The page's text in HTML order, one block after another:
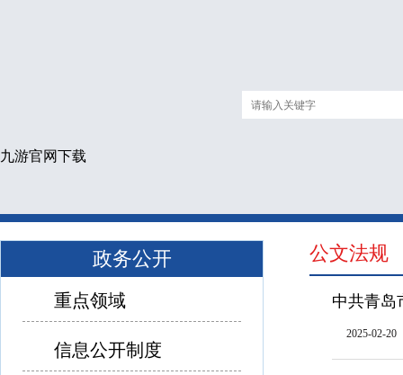
九游官网下载
政务公开
重点领域
信息公开制度
公文法规
中共青岛
2025-02-20